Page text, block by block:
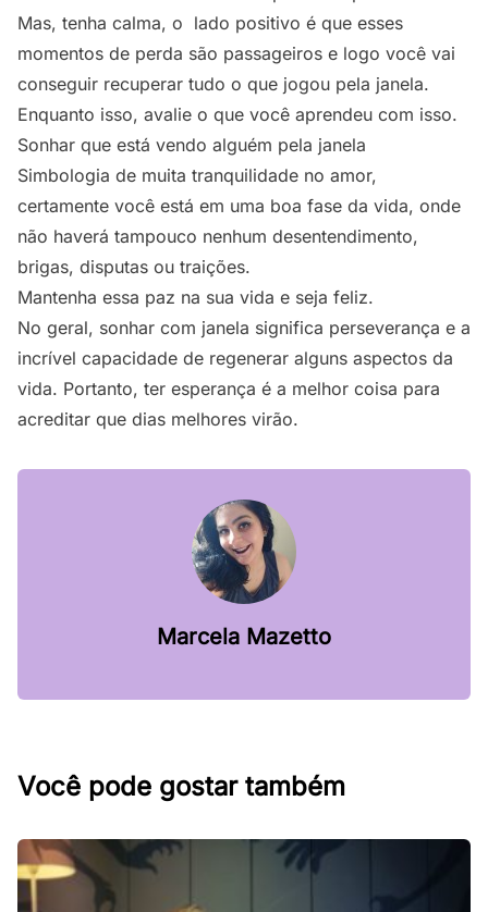
Mas, tenha calma, o lado positivo é que esses
momentos de perda são passageiros e logo você vai
conseguir recuperar tudo o que jogou pela janela.
Enquanto isso, avalie o que você aprendeu com isso.
Sonhar que está vendo alguém pela janela
Simbologia de muita tranquilidade no amor,
certamente você está em uma boa fase da vida, onde
não haverá tampouco nenhum desentendimento,
brigas, disputas ou traições.
Mantenha essa paz na sua vida e seja feliz.
No geral, sonhar com janela significa perseverança e a
incrível capacidade de regenerar alguns aspectos da
vida. Portanto, ter esperança é a melhor coisa para
acreditar que dias melhores virão.
Marcela Mazetto
Você pode gostar também